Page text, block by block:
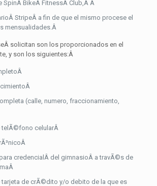
SpinÂ BikeÂ FitnessÂ Club,Â Â
StripeÂ a fin de que el mismo procese el
mensualidades.Â
solicitan son los proporcionados en el
y son los siguientes:Â
Â
Â
(calle, numero, fraccionamiento,
telÃ©fono celularÂ
Â
credencialÂ del gimnasioÂ a travÃ©s de
Â
tarjeta de crÃ©dito y/o debito de la que es